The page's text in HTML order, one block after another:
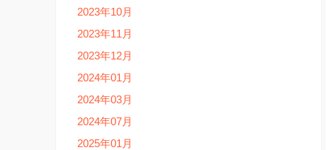
2023年10月
2023年11月
2023年12月
2024年01月
2024年03月
2024年07月
2025年01月